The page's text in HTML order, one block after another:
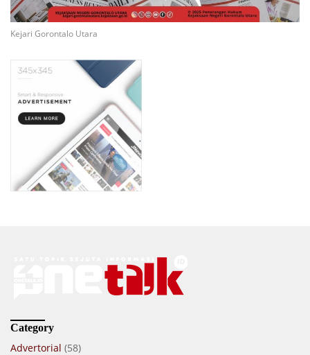
Kejari Gorontalo Utara
Category
Advertorial (58)